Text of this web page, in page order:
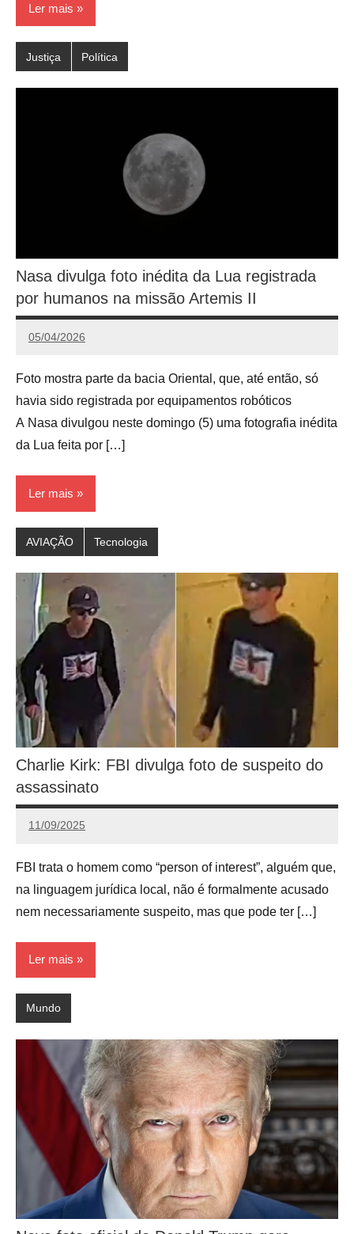
Ler mais
Justiça Política
Nasa divulga foto inédita da Lua registrada
por humanos na missão Artemis II
05/04/2026
Calango
Foto mostra parte da bacia Oriental, que, até então, só
havia sido registrada por equipamentos robóticos
A Nasa divulgou neste domingo (5) uma fotografia inédita
da Lua feita por […]
Ler mais
AVIAÇÃO Tecnologia
Charlie Kirk: FBI divulga foto de suspeito do
assassinato
11/09/2025
Calango
FBI trata o homem como “person of interest”, alguém que,
na linguagem jurídica local, não é formalmente acusado
nem necessariamente suspeito, mas que pode ter […]
Ler mais
Mundo